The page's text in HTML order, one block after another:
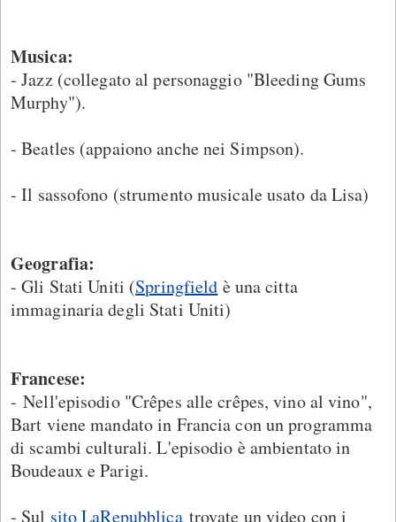
Musica:
- Jazz (collegato al personaggio "Bleeding Gums
Murphy").
- Beatles (appaiono anche nei Simpson).
- Il sassofono (strumento musicale usato da Lisa)
Geografia:
- Gli Stati Uniti (Springfield è una citta
immaginaria degli Stati Uniti)
Francese:
- Nell'episodio "Crêpes alle crêpes, vino al vino",
Bart viene mandato in Francia con un programma
di scambi culturali. L'episodio è ambientato in
Boudeaux e Parigi.
- Sul sito LaRepubblicatrovate un video con i